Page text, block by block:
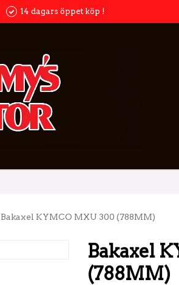
14 dagars öppet köp !
Bakaxel KYMCO MXU 300 (788MM)
Bakaxel
(788MM)